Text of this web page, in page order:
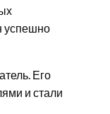
успешно
Его
и стали